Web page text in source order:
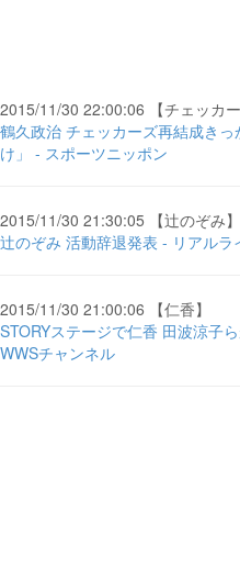
2015/11/30 22:00:06 【チェッカー
鶴久政治 チェッカーズ再結成き
け」 - スポーツニッポン
2015/11/30 21:30:05 【辻のぞみ】
辻のぞみ 活動辞退発表 - リアルラ
2015/11/30 21:00:06 【仁香】
STORYステージで仁香 田波涼子
WWSチャンネル